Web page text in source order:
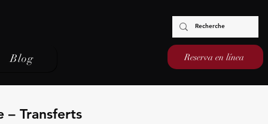
Blog Reserva en línea
– Transferts